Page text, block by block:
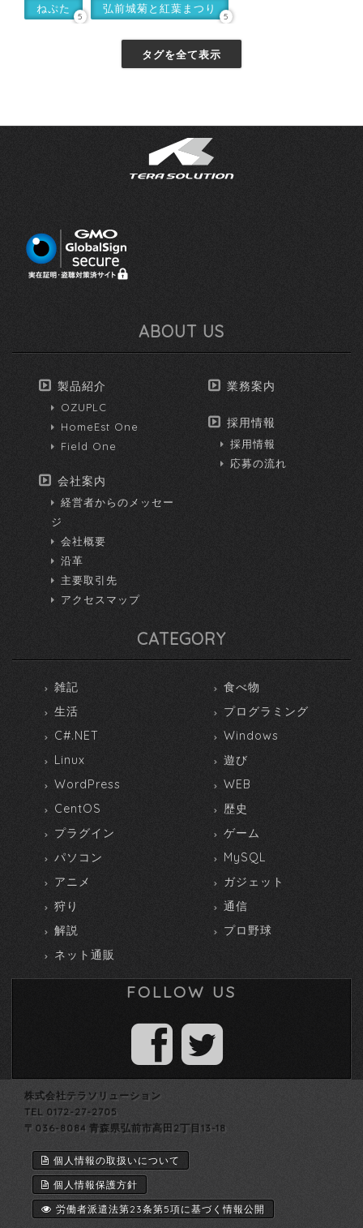
ねぷた
5
弘前城菊と紅葉まつり
5
タグを全て表示
ABOUT US
製品紹介
OZUPLC
HomeEst One
Field One
会社案内
経営者からのメッセー
ジ
会社概要
沿革
主要取引先
アクセスマップ
業務案内
採用情報
採用情報
応募の流れ
CATEGORY
雑記
食べ物
生活
プログラミング
C#.NET
Windows
Linux
遊び
WordPress
WEB
CentOS
歴史
プラグイン
ゲーム
パソコン
MySQL
アニメ
ガジェット
狩り
通信
解説
プロ野球
ネット通販
FOLLOW US
株式会社テラソリューション
TEL 0172-27-2705
〒036-8084 青森県弘前市高田2丁目13-18
個人情報の取扱いについて
個人情報保護方針
労働者派遣法第23条第5項に基づく情報公開